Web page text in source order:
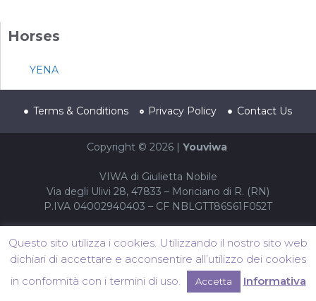
Horses
YENA
Terms & Conditions Privacy Policy Contact Us
Copyright © 2026 | Youviwa
VIWA di Giulietta Nobile
Via degli Ulivi 28, 47833 – Moriciano di R. (RN)
P.IVA 04002940403 – CF NBLGTT86S61F052T
Questo sito utilizza i cookies. Utilizzando il nostro sito web
dichiari di accettare e acconsentire all’utilizzo dei cookies
in conformità con i termini di uso.
Accetta Informativa